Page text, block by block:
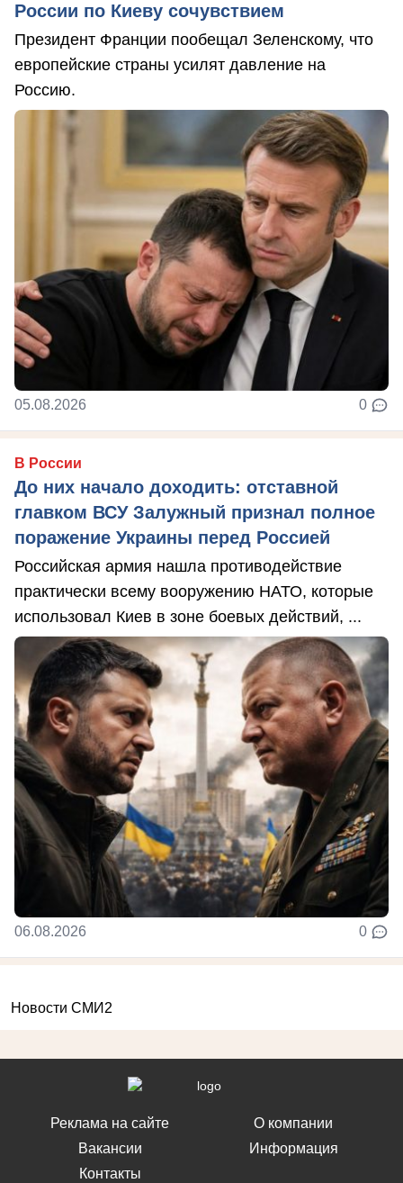
России по Киеву сочувствием
Президент Франции пообещал Зеленскому, что
европейские страны усилят давление на
Россию.
05.08.2026 0
В России
До них начало доходить: отставной
главком ВСУ Залужный признал полное
поражение Украины перед Россией
Российская армия нашла противодействие
практически всему вооружению НАТО, которые
использовал Киев в зоне боевых действий, ...
06.08.2026 0
Новости СМИ2
Реклама на сайте
Вакансии
Контакты
О компании
Информация